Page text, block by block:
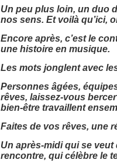
Un peu plus loin, un duo
nos sens. Et voilà qu’ici,
Encore après, c’est le
une histoire en musique.
Les mots jonglent avec
Personnes âgées,
rêves, laissez-vous
bien-être travaillent
Faites de vos rêves, une
Un après-midi qui se veut
rencontre, qui célèbre le